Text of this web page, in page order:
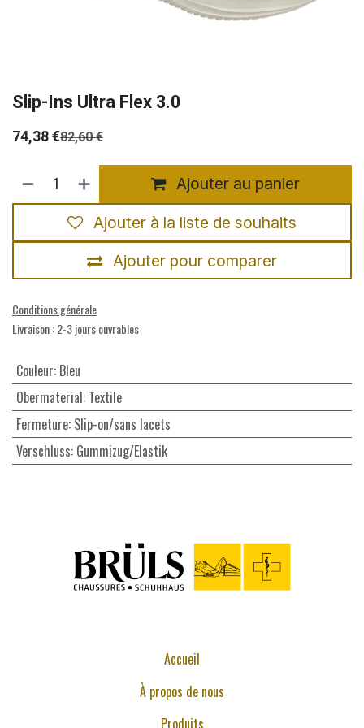
Slip-Ins Ultra Flex 3.0
74,38€82,60€
Ajouter au panier
Ajouter pour comparer
Ajouter à la liste de souhaits
Conditions générale
Livraison : 2-3 jours ouvrables
Couleur: Bleu
Obermaterial: Textile
Fermeture: Slip-on/sans lacets
Verschluss: Gummizug/Elastik
Accueil
À propos de nous